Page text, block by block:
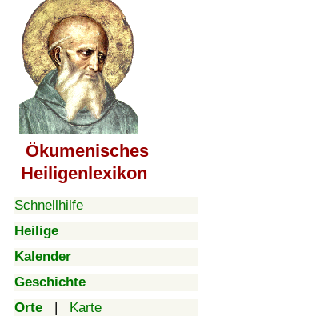
Ökumenisches
Heiligenlexikon
Schnellhilfe
Heilige
Kalender
Geschichte
Orte | Karte